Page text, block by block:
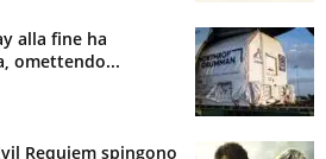
alla fine ha
omettendo...
Requiem spingono